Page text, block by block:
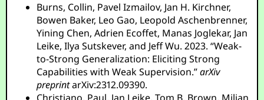
Burns, Collin, Pavel Izmailov, Jan H. Kirchner,
Bowen Baker, Leo Gao, Leopold Aschenbrenner,
Yining Chen, Adrien Ecoffet, Manas Joglekar, Jan
Leike, Ilya Sutskever, and Jeff Wu. 2023. “Weak-
to-Strong Generalization: Eliciting Strong
Capabilities with Weak Supervision.”arXiv
preprintarXiv:2312.09390.